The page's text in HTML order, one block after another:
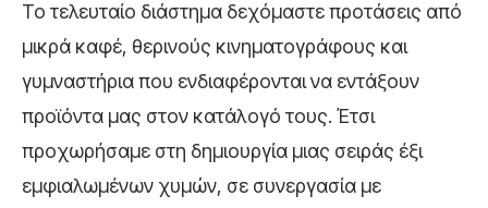
Το τελευταίο διάστημα δεχόμαστε προτάσεις από
μικρά καφέ, θερινούς κινηματογράφους και
γυμναστήρια που ενδιαφέρονται να εντάξουν
προϊόντα μας στον κατάλογό τους. Έτσι
προχωρήσαμε στη δημιουργία μιας σειράς έξι
εμφιαλωμένων χυμών, σε συνεργασία με